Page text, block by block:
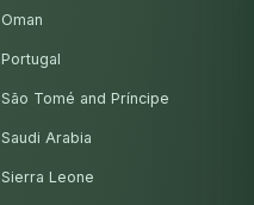
Oman
Portugal
São Tomé and Príncipe
Saudi Arabia
Sierra Leone